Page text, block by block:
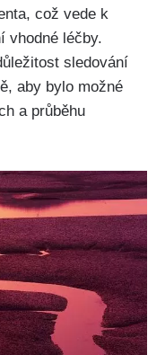
což vede k
vhodné léčby.
sledování
aby bylo možné
a průběhu